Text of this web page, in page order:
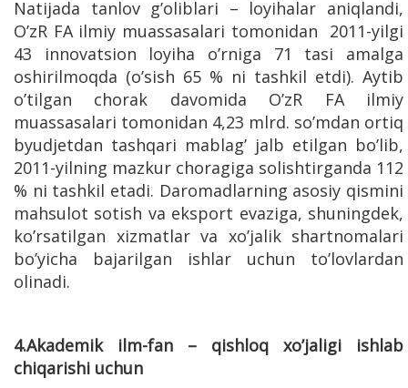
Natijada tanlov g’oliblari – loyihalar aniqlandi,
O’zR FA ilmiy muassasalari tomonidan 2011-yilgi
43 innovatsion loyiha o’rniga 71 tasi amalga
oshirilmoqda (o’sish 65 % ni tashkil etdi). Aytib
o’tilgan chorak davomida O’zR FA ilmiy
muassasalari tomonidan 4,23 mlrd. so’mdan ortiq
byudjetdan tashqari mablag’ jalb etilgan bo’lib,
2011-yilning mazkur choragiga solishtirganda 112
% ni tashkil etadi. Daromadlarning asosiy qismini
mahsulot sotish va eksport evaziga, shuningdek,
ko’rsatilgan xizmatlar va xo’jalik shartnomalari
bo’yicha bajarilgan ishlar uchun to’lovlardan
olinadi.
4.Akademik ilm-fan – qishloq xo’jaligi ishlab
chiqarishi uchun